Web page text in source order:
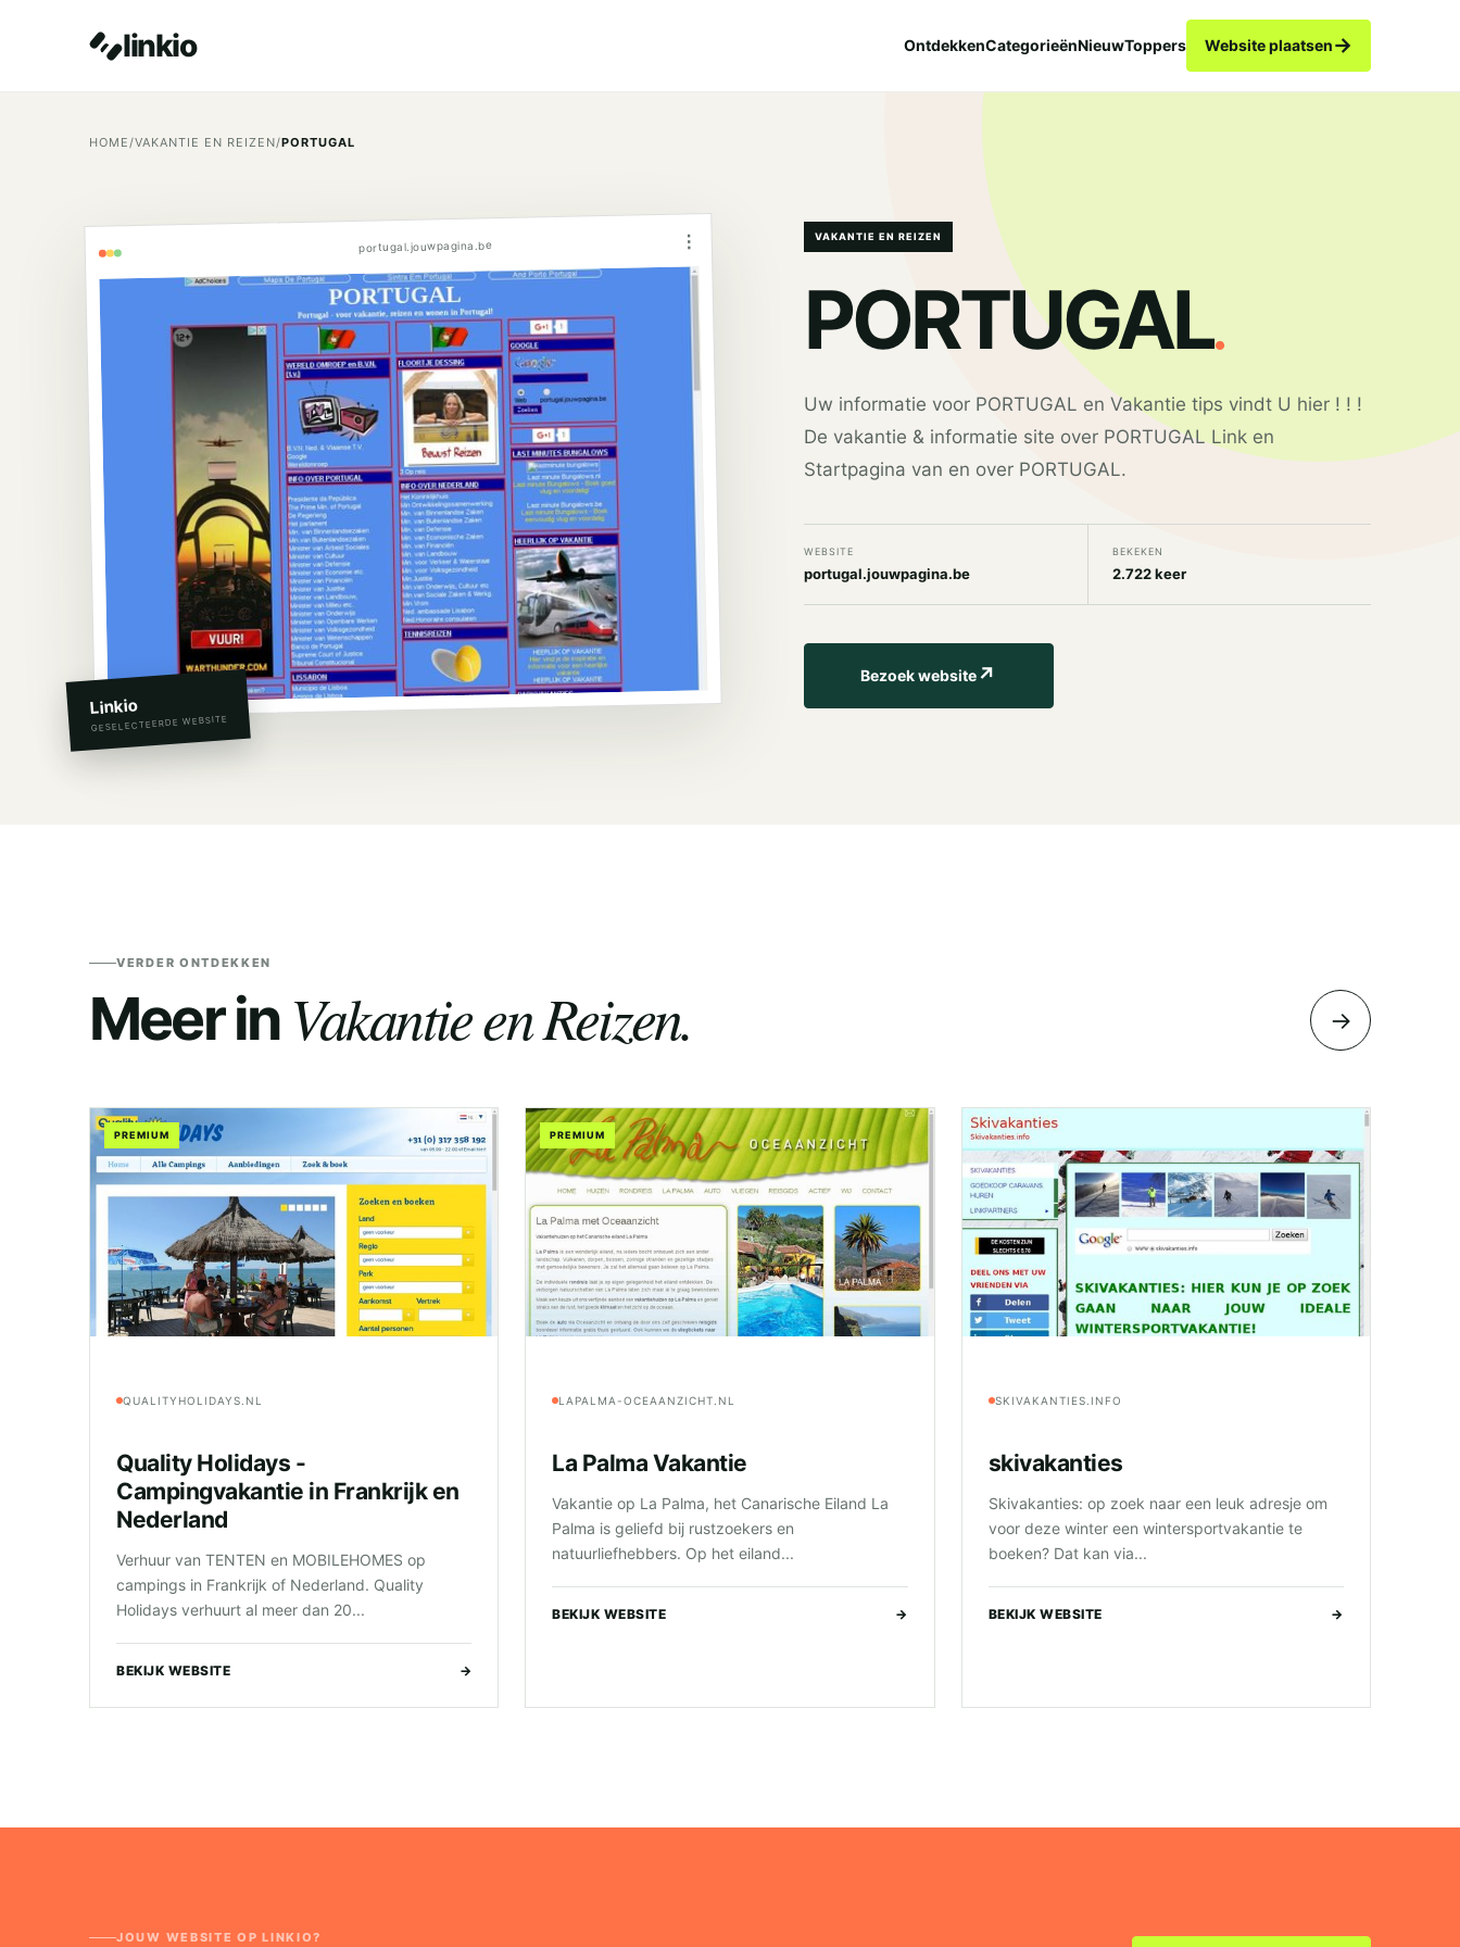
linkio OntdekkenCategorieënNieuwToppers Website plaatsen→
HOME/VAKANTIE EN REIZEN/PORTUGAL
portugal.jouwpagina.be ⋮
Linkio
GESELECTEERDE WEBSITE
VAKANTIE EN REIZEN
PORTUGAL.
Uw informatie voor PORTUGAL en Vakantie tips vindt U hier ! ! !
De vakantie & informatie site over PORTUGAL Link en
Startpagina van en over PORTUGAL.
WEBSITE
portugal.jouwpagina.be
BEKEKEN
2.722 keer
Bezoek website↗
VERDER ONTDEKKEN
Meer in Vakantie en Reizen. →
PREMIUM
QUALITYHOLIDAYS.NL
Quality Holidays -
Campingvakantie in Frankrijk en
Nederland
Verhuur van TENTEN en MOBILEHOMES op
campings in Frankrijk of Nederland. Quality
Holidays verhuurt al meer dan 20...
BEKIJK WEBSITE →
PREMIUM
LAPALMA-OCEAANZICHT.NL
La Palma Vakantie
Vakantie op La Palma, het Canarische Eiland La
Palma is geliefd bij rustzoekers en
natuurliefhebbers. Op het eiland...
BEKIJK WEBSITE →
SKIVAKANTIES.INFO
skivakanties
Skivakanties: op zoek naar een leuk adresje om
voor deze winter een wintersportvakantie te
boeken? Dat kan via...
BEKIJK WEBSITE →
JOUW WEBSITE OP LINKIO?